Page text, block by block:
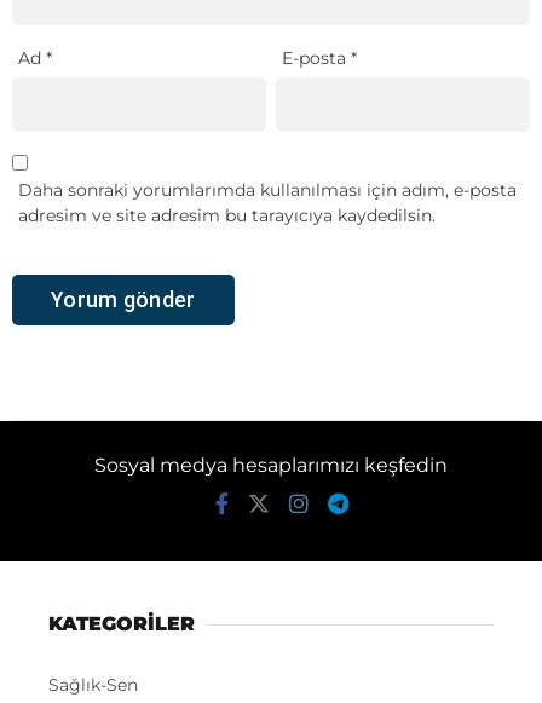
Ad * E-posta*
Daha sonraki yorumlarımda kullanılması için adım, e-posta
adresim ve site adresim bu tarayıcıya kaydedilsin.
Sosyal medya hesaplarımızı keşfedin
KATEGORİLER
Sağlık-Sen